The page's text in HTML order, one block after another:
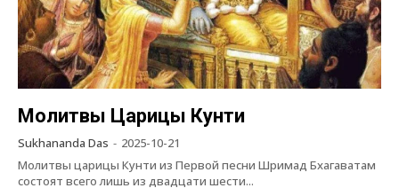
Молитвы Царицы Кунти
Sukhananda Das - 2025-10-21
Молитвы царицы Кунти из Первой песни Шримад Бхагаватам
состоят всего лишь из двадцати шести...